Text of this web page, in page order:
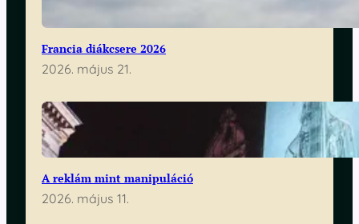
Francia diákcsere 2026
2026. május 21.
A reklám mint manipuláció
2026. május 11.